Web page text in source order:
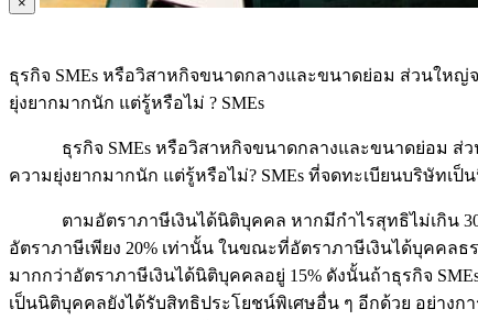
ธุรกิจ SMEs หรือวิสาหกิจขนาดกลางและขนาดย่อม ส่วนให
ยุ่งยากมากนัก แต่รู้หรือไม่ ? SMEs
ธุรกิจ SMEs หรือวิสาหกิจขนาดกลางและขนาดย่อม ส่วน
ความยุ่งยากมากนัก แต่รู้หรือไม่? SMEs ที่จดทะเบียนบริษัทเ
ตามอัตราภาษีเงินได้นิติบุคคล หากมีกำไรสุทธิไม่เกิน
อัตราภาษีเพียง 20% เท่านั้น ในขณะที่อัตราภาษีเงินได้บุคคลธ
มากกว่าอัตราภาษีเงินได้นิติบุคคลอยู่ 15% ดังนั้นถ้าธุรกิจ
เป็นนิติบุคคลยังได้รับสิทธิประโยชน์พิเศษอื่น ๆ อีกด้วย อย่าง